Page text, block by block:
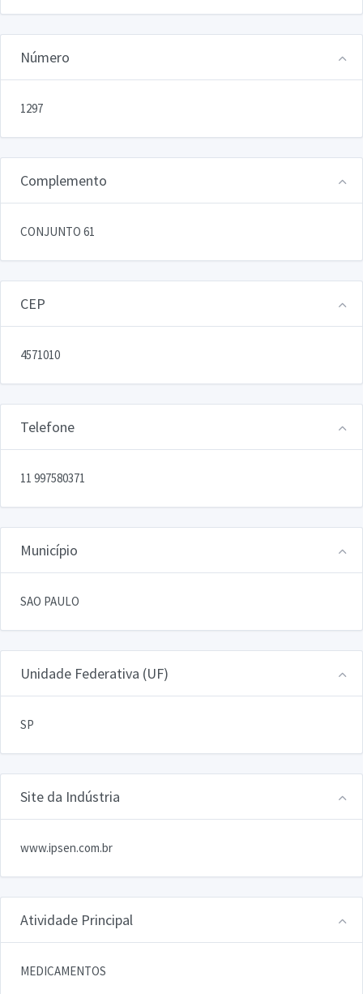
Número
1297
Complemento
CONJUNTO 61
CEP
4571010
Telefone
11 997580371
Município
SAO PAULO
Unidade Federativa (UF)
SP
Site da Indústria
www.ipsen.com.br
Atividade Principal
MEDICAMENTOS